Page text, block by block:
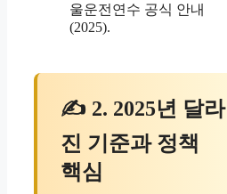
울운전연수 공식 안내
(2025).
✍ 2. 2025년 달라
진 기준과 정책
핵심